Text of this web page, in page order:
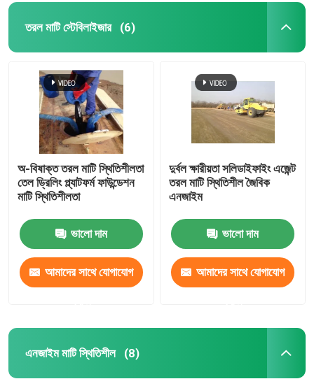
বাড়ি
পণ্য
আমাদের সম্পর্কে
তরল মাটি স্টেবিলাইজার (6)
অ-বিষাক্ত তরল মাটি স্থিতিশীলতা
তেল ড্রিলিং প্ল্যাটফর্ম ফাউন্ডেশন
মাটি স্থিতিশীলতা
ভালো দাম
আমাদের সাথে যোগাযোগ
দুর্বল ক্ষারীয়তা সলিডাইফাইং এজেন্ট
তরল মাটি স্থিতিশীল জৈবিক
এনজাইম
ভালো দাম
আমাদের সাথে যোগাযোগ
এনজাইম মাটি স্থিতিশীল (8)